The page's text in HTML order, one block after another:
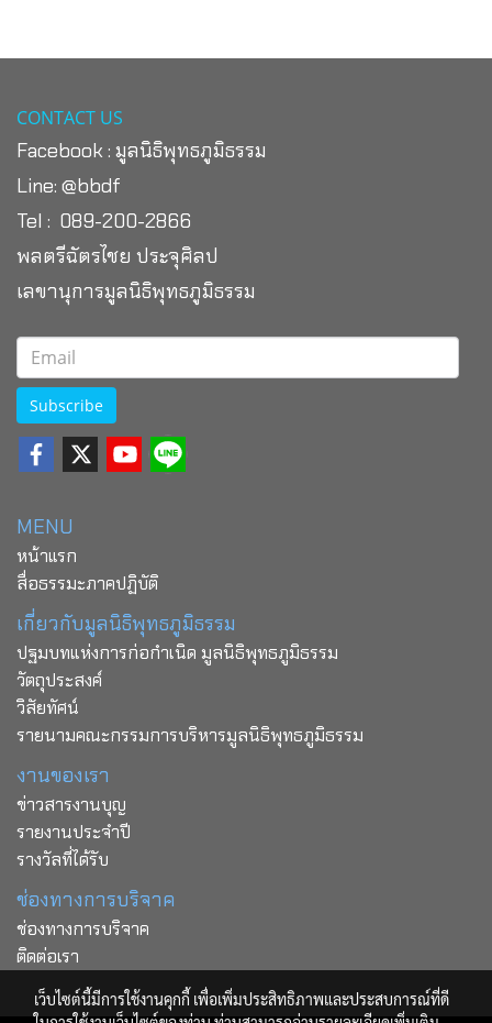
CONTACT US
Facebook : มูลนิธิพุทธภูมิธรรม
Line: @bbdf
Tel : 089-200-2866
พลตรีฉัตรไชย ประจุศิลป
เลขานุการมูลนิธิพุทธภูมิธรรม
Subscribe
MENU
หน้าแรก
สื่อธรรมะภาคปฏิบัติ
เกี่ยวกับมูลนิธิพุทธภูมิธรรม
ปฐมบทแห่งการก่อกำเนิด มูลนิธิพุทธภูมิธรรม
วัตถุประสงค์
วิสัยทัศน์
รายนามคณะกรรมการบริหารมูลนิธิพุทธภูมิธรรม
งานของเรา
ข่าวสารงานบุญ
รายงานประจำปี
รางวัลที่ได้รับ
ช่องทางการบริจาค
ช่องทางการบริจาค
ติดต่อเรา
เว็บไซต์นี้มีการใช้งานคุกกี้ เพื่อเพิ่มประสิทธิภาพและประสบการณ์ที่ดี